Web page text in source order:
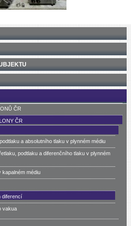
ČR
ČR
a absolutního tlaku v plynném médiu
podtlaku a diferenčního tlaku v plynném
kapalném médiu
diferencí
vakua